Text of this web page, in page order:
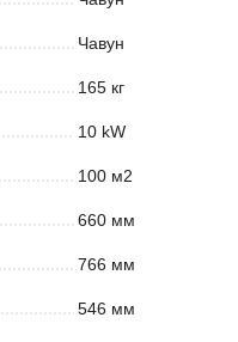
Чавун
165 кг
10 kW
100 м2
660 мм
766 мм
546 мм